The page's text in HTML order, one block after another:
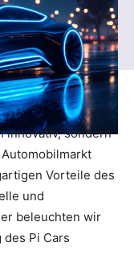
innovativ, sondern
Vorteile des
und
beleuchten wir
Pi Cars